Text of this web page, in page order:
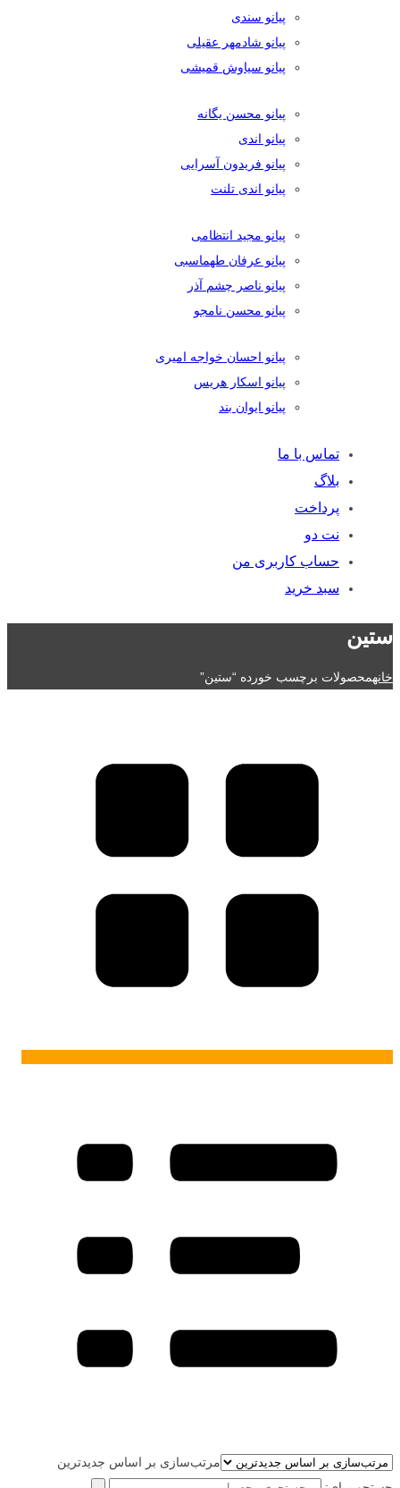
پیانو سندی
پیانو شادمهر عقیلی
پیانو سیاوش قمیشی
پیانو محسن یگانه
پیانو اندی
پیانو فریدون آسرایی
پیانو اندی تلنت
پیانو مجید انتظامی
پیانو عرفان طهماسبی
پیانو ناصر چشم آذر
پیانو محسن نامجو
پیانو احسان خواجه امیری
پیانو اسکار هریس
پیانو ایوان بند
تماس با ما
بلاگ
پرداخت
نت دو
حساب کاربری من
سبد خرید
ستین
خانهمحصولات برچسب خورده “ستین”
مرتب‌سازی بر اساس جدیدترین